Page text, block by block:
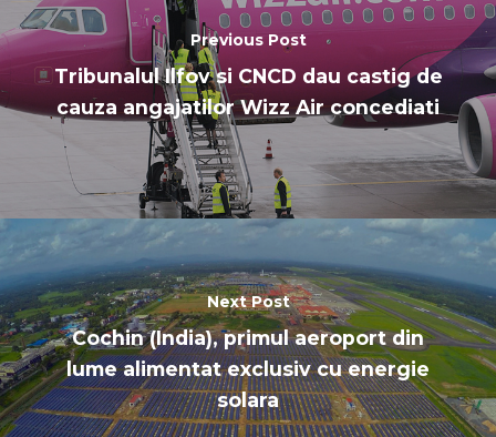
Previous Post
Tribunalul Ilfov si CNCD dau castig de
cauza angajatilor Wizz Air concediati
Next Post
Cochin (India), primul aeroport din
lume alimentat exclusiv cu energie
solara